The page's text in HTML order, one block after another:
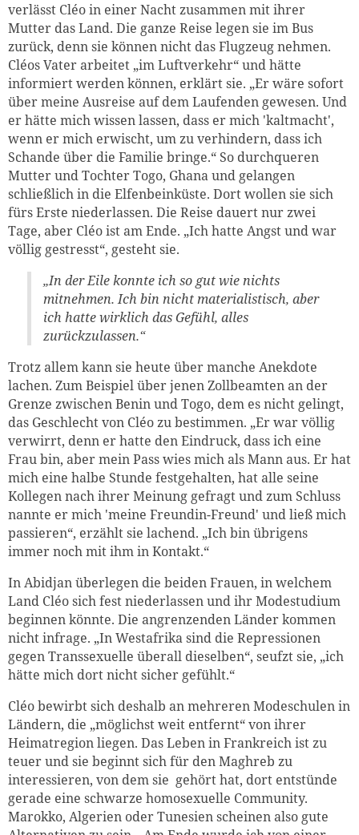
verlässt Cléo in einer Nacht zusammen mit ihrer
Mutter das Land. Die ganze Reise legen sie im Bus
zurück, denn sie können nicht das Flugzeug nehmen.
Cléos Vater arbeitet „im Luftverkehr“ und hätte
informiert werden können, erklärt sie. „Er wäre sofort
über meine Ausreise auf dem Laufenden gewesen. Und
er hätte mich wissen lassen, dass er mich 'kaltmacht',
wenn er mich erwischt, um zu verhindern, dass ich
Schande über die Familie bringe.“ So durchqueren
Mutter und Tochter Togo, Ghana und gelangen
schließlich in die Elfenbeinküste. Dort wollen sie sich
fürs Erste niederlassen. Die Reise dauert nur zwei
Tage, aber Cléo ist am Ende. „Ich hatte Angst und war
völlig gestresst“, gesteht sie.
„In der Eile konnte ich so gut wie nichts
mitnehmen. Ich bin nicht materialistisch, aber
ich hatte wirklich das Gefühl, alles
zurückzulassen.“
Trotz allem kann sie heute über manche Anekdote
lachen. Zum Beispiel über jenen Zollbeamten an der
Grenze zwischen Benin und Togo, dem es nicht gelingt,
das Geschlecht von Cléo zu bestimmen. „Er war völlig
verwirrt, denn er hatte den Eindruck, dass ich eine
Frau bin, aber mein Pass wies mich als Mann aus. Er hat
mich eine halbe Stunde festgehalten, hat alle seine
Kollegen nach ihrer Meinung gefragt und zum Schluss
nannte er mich 'meine Freundin-Freund' und ließ mich
passieren“, erzählt sie lachend. „Ich bin übrigens
immer noch mit ihm in Kontakt.“
In Abidjan überlegen die beiden Frauen, in welchem
Land Cléo sich fest niederlassen und ihr Modestudium
beginnen könnte. Die angrenzenden Länder kommen
nicht infrage. „In Westafrika sind die Repressionen
gegen Transsexuelle überall dieselben“, seufzt sie, „ich
hätte mich dort nicht sicher gefühlt.“
Cléo bewirbt sich deshalb an mehreren Modeschulen in
Ländern, die „möglichst weit entfernt“ von ihrer
Heimatregion liegen. Das Leben in Frankreich ist zu
teuer und sie beginnt sich für den Maghreb zu
interessieren, von dem sie gehört hat, dort entstünde
gerade eine schwarze homosexuelle Community.
Marokko, Algerien oder Tunesien scheinen also gute